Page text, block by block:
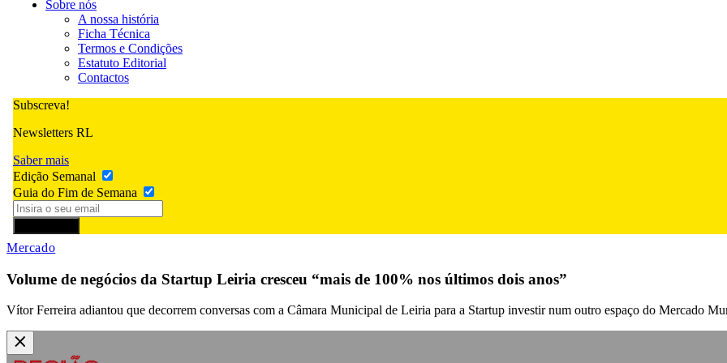
Sobre nós
A nossa história
Ficha Técnica
Termos e Condições
Estatuto Editorial
Contactos
Subscreva!
Newsletters RL
Saber mais
Edição Semanal
Guia do Fim de Semana
Mercado
Volume de negócios da Startup Leiria cresceu “mais de 100% nos últimos dois anos”
Vítor Ferreira adiantou que decorrem conversas com a Câmara Municipal de Leiria para a Startup investir num outro espaço do Mercado